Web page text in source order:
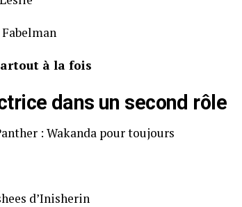
à la fois
dans un second rôle
: Wakanda pour toujours
d’Inisherin